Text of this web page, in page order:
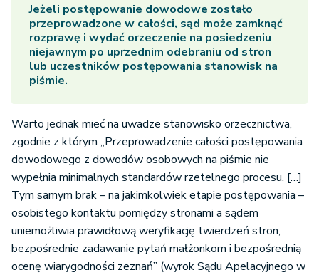
Jeżeli postępowanie dowodowe zostało
przeprowadzone w całości, sąd może zamknąć
rozprawę i wydać orzeczenie na posiedzeniu
niejawnym po uprzednim odebraniu od stron
lub uczestników postępowania stanowisk na
piśmie.
Warto jednak mieć na uwadze stanowisko orzecznictwa,
zgodnie z którym „Przeprowadzenie całości postępowania
dowodowego z dowodów osobowych na piśmie nie
wypełnia minimalnych standardów rzetelnego procesu. […]
Tym samym brak – na jakimkolwiek etapie postępowania –
osobistego kontaktu pomiędzy stronami a sądem
uniemożliwia prawidłową weryfikację twierdzeń stron,
bezpośrednie zadawanie pytań małżonkom i bezpośrednią
ocenę wiarygodności zeznań” (wyrok Sądu Apelacyjnego w